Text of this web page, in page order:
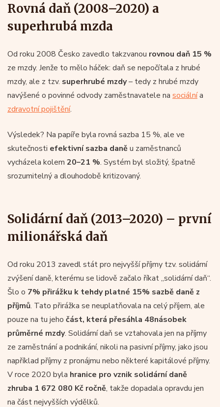
Rovná daň (2008–2020) a
superhrubá mzda
Od roku 2008 Česko zavedlo takzvanou rovnou daň 15 %
ze mzdy. Jenže to mělo háček: daň se nepočítala z hrubé
mzdy, ale z tzv. superhrubé mzdy– tedy z hrubé mzdy
navýšené o povinné odvody zaměstnavatele na sociálnía
zdravotní pojištění.
Výsledek? Na papíře byla rovná sazba 15 %, ale ve
skutečnosti efektivní sazba daně u zaměstnanců
vycházela kolem 20–21 %. Systém byl složitý, špatně
srozumitelný a dlouhodobě kritizovaný.
Solidární daň (2013–2020) – první
milionářská daň
Od roku 2013 zavedl stát pro nejvyšší příjmy tzv. solidární
zvýšení daně, kterému se lidově začalo říkat „solidární daň“.
Šlo o 7% přirážku k tehdy platné 15% sazbě daně z
příjmů. Tato přirážka se neuplatňovala na celý příjem, ale
pouze na tu jeho část, která přesáhla 48násobek
průměrné mzdy. Solidární daň se vztahovala jen na příjmy
ze zaměstnání a podnikání, nikoli na pasivní příjmy, jako jsou
například příjmy z pronájmu nebo některé kapitálové příjmy.
V roce 2020 byla hranice pro vznik solidární daně
zhruba 1 672 080 Kč ročně, takže dopadala opravdu jen
na část nejvyšších výdělků.